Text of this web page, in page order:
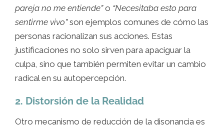
pareja no me entiende”o “Necesitaba esto para
sentirme vivo”son ejemplos comunes de cómo las
personas racionalizan sus acciones. Estas
justificaciones no solo sirven para apaciguar la
culpa, sino que también permiten evitar un cambio
radical en su autopercepción.
2. Distorsión de la Realidad
Otro mecanismo de reducción de la disonancia es